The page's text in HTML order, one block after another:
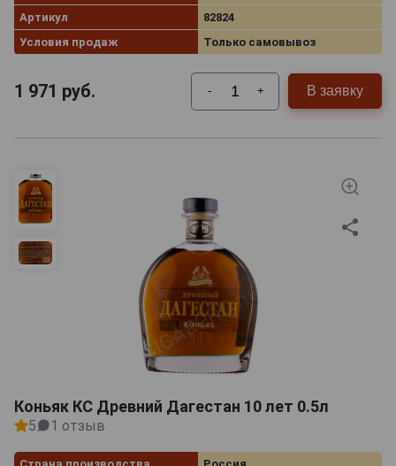
Артикул
82824
Условия продаж
Только самовывоз
1 971 руб. - + В заявку
Коньяк КС Древний Дагестан 10 лет 0.5л
5 1 отзыв